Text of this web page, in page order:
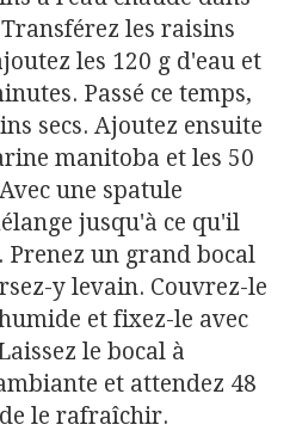
les raisins
les 120 g d'eau et
Passé ce temps,
secs. Ajoutez ensuite
manitoba et les 50
une spatule
jusqu'à ce qu'il
un grand bocal
y levain. Couvrez-le
et fixez-le avec
le bocal à
et attendez 48
le rafraîchir.